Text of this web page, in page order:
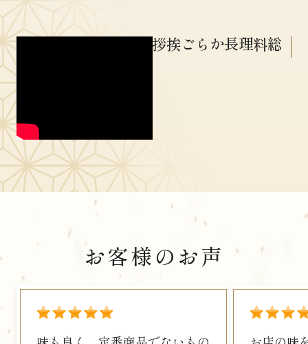
2027年の
こだわり 豆知識
総料理長からご挨拶
お客様のお声